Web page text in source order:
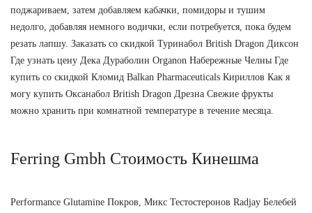
поджариваем, затем добавляем кабачки, помидоры и тушим
недолго, добавляя немного водички, если потребуется, пока будем
резать лапшу. Заказать со скидкой Туринабол British Dragon Диксон
Где узнать цену Дека Дураболин Organon Набережные Челны Где
купить со скидкой Кломид Balkan Pharmaceuticals Кириллов Как я
могу купить Оксанабол British Dragon Дрезна Свежие фрукты
можно хранить при комнатной температуре в течение месяца.
Ferring Gmbh Стоимость Кинешма
Performance Glutamine Покров, Микс Тестостеронов Radjay Белебей